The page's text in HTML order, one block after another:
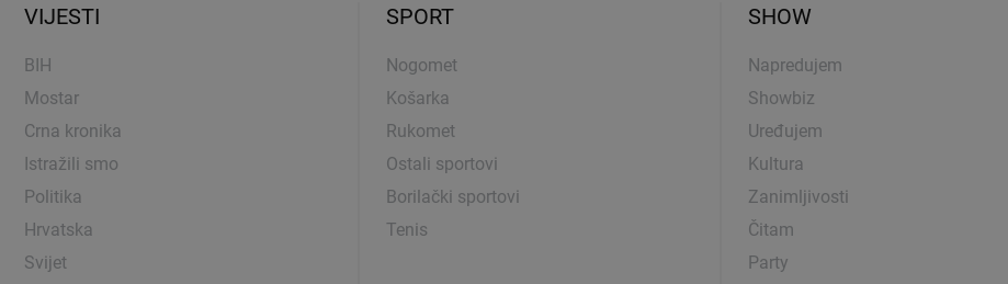
VIJESTI
BIH
Mostar
Crna kronika
Istražili smo
Politika
Hrvatska
Svijet
SPORT
Nogomet
Košarka
Rukomet
Ostali sportovi
Borilački sportovi
Tenis
SHOW
Napredujem
Showbiz
Uređujem
Kultura
Zanimljivosti
Čitam
Party